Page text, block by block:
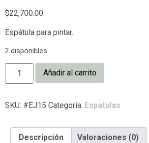
$22,700.00
Espátula para pintar.
2 disponibles
Añadir al carrito
SKU: #EJ15 Categoría: Espatulas
Descripción Valoraciones (0)